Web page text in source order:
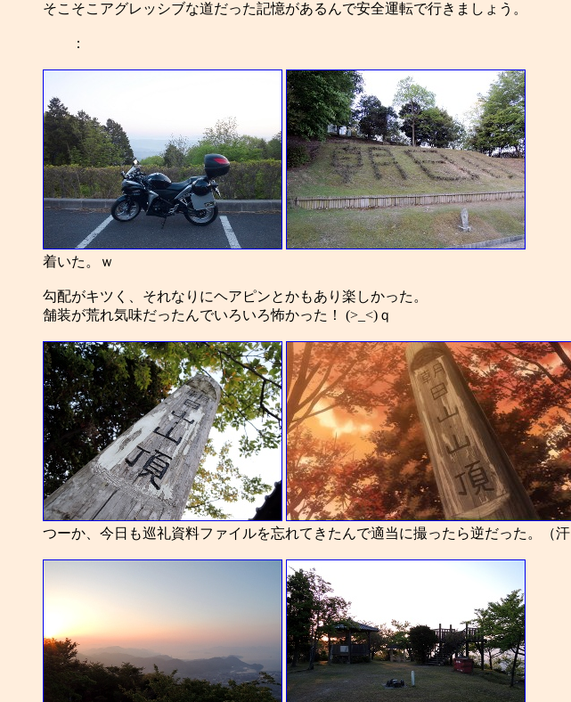
そこそこアグレッシブな道だった記憶があるんで安全運転で行きましょう。
：
着いた。ｗ
勾配がキツく、それなりにヘアピンとかもあり楽しかった。
舗装が荒れ気味だったんでいろいろ怖かった！ (>_<)ｑ
つーか、今日も巡礼資料ファイルを忘れてきたんで適当に撮ったら逆だった。（汗